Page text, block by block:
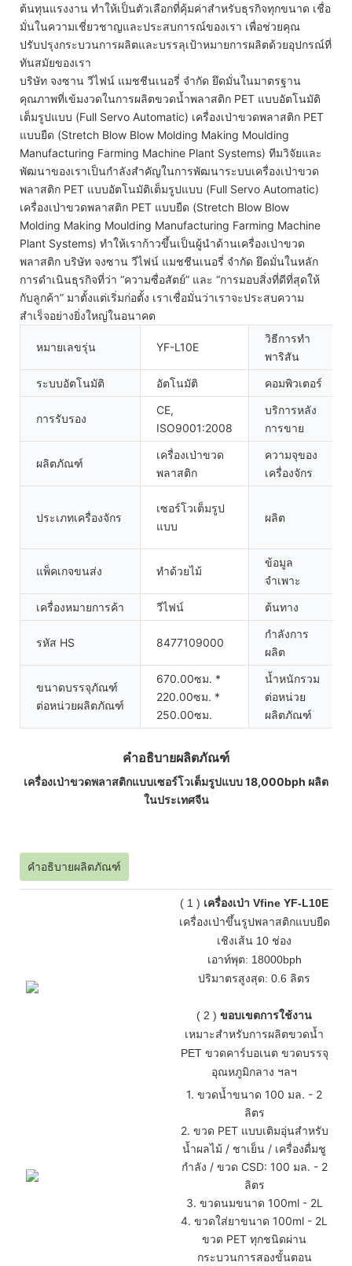
ต้นทุนแรงงาน ทำให้เป็นตัวเลือกที่คุ้มค่าสำหรับธุรกิจทุกขนาด เชื่อ
มั่นในความเชี่ยวชาญและประสบการณ์ของเรา เพื่อช่วยคุณ
ปรับปรุงกระบวนการผลิตและบรรลุเป้าหมายการผลิตด้วยอุปกรณ์ที่
ทันสมัยของเรา
บริษัท จงซาน วีไฟน์ แมชชีนเนอรี่ จำกัด ยึดมั่นในมาตรฐาน
คุณภาพที่เข้มงวดในการผลิตขวดน้ำพลาสติก PET แบบอัตโนมัติ
เต็มรูปแบบ (Full Servo Automatic) เครื่องเป่าขวดพลาสติก PET
แบบยืด (Stretch Blow Blow Molding Making Moulding
Manufacturing Farming Machine Plant Systems) ทีมวิจัยและ
พัฒนาของเราเป็นกำลังสำคัญในการพัฒนาระบบเครื่องเป่าขวด
พลาสติก PET แบบอัตโนมัติเต็มรูปแบบ (Full Servo Automatic)
เครื่องเป่าขวดพลาสติก PET แบบยืด (Stretch Blow Blow
Molding Making Moulding Manufacturing Farming Machine
Plant Systems) ทำให้เราก้าวขึ้นเป็นผู้นำด้านเครื่องเป่าขวด
พลาสติก บริษัท จงซาน วีไฟน์ แมชชีนเนอรี่ จำกัด ยึดมั่นในหลัก
การดำเนินธุรกิจที่ว่า “ความซื่อสัตย์” และ “การมอบสิ่งที่ดีที่สุดให้
กับลูกค้า” มาตั้งแต่เริ่มก่อตั้ง เราเชื่อมั่นว่าเราจะประสบความ
สำเร็จอย่างยิ่งใหญ่ในอนาคต
หมายเลขรุ่น YF-L10E
วิธีการทำ
พาริสัน
ระบบอัตโนมัติ
อัตโนมัติ คอมพิวเตอร์
การรับรอง
CE,
ISO9001:2008
บริการหลัง
การขาย
ผลิตภัณฑ์
เครื่องเป่าขวด
พลาสติก
ความจุของ
เครื่องจักร
ประเภทเครื่องจักร
เซอร์โวเต็มรูป
แบบ
ผลิต
แพ็คเกจขนส่ง ทำด้วยไม้
ข้อมูล
จำเพาะ
เครื่องหมายการค้า
วีไฟน์ ต้นทาง
รหัส HS 8477109000
กำลังการ
ผลิต
ขนาดบรรจุภัณฑ์
ต่อหน่วยผลิตภัณฑ์
670.00ซม. *
220.00ซม. *
250.00ซม.
น้ำหนักรวม
ต่อหน่วย
ผลิตภัณฑ์
คำอธิบายผลิตภัณฑ์
เครื่องเป่าขวดพลาสติกแบบเซอร์โวเต็มรูปแบบ 18,000bph ผลิต
ในประเทศจีน
คำอธิบายผลิตภัณฑ์
( 1 ) เครื่องเป่า Vfine YF-L10E
เครื่องเป่าขึ้นรูปพลาสติกแบบยืด
เชิงเส้น 10 ช่อง
เอาท์พุต: 18000bph
ปริมาตรสูงสุด: 0.6 ลิตร
( 2 ) ขอบเขตการใช้งาน
เหมาะสำหรับการผลิตขวดน้ำ
PET ขวดคาร์บอเนต ขวดบรรจุ
อุณหภูมิกลาง ฯลฯ
1. ขวดน้ำขนาด 100 มล. - 2
ลิตร
2. ขวด PET แบบเติมอุ่นสำหรับ
น้ำผลไม้ / ชาเย็น / เครื่องดื่มชู
กำลัง / ขวด CSD: 100 มล. - 2
ลิตร
3. ขวดนมขนาด 100ml - 2L
4. ขวดใส่ยาขนาด 100ml - 2L
ขวด PET ทุกชนิดผ่าน
กระบวนการสองขั้นตอน